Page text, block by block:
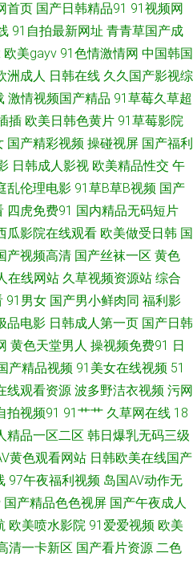
视屏 久久性精品 69热伊人青青 岛国三
喷水 日韩成人网 成人网久久 日韩激
男人天堂色99 91黄色导航 欧美影院婷
综合网艹 福利影院 色老六综合 www
下 日韩AV一 阿v视频网站 日韩性网 91
视频 熟女亚洲一区二区三区 超碰91资源
观看 日韩牛B叉电影 91午夜视频 欧美日
色网址 WWW国产亚洲精品 日韩成人网
产福利专区 欧美日韩一区 91九色绿帽
国产日韩欧美综合 夜间免费福利传媒视
天堂色99 91洮色污污 欧美操妣一区二
视频国产 国产嫩操99 91免费观看cn
看 男人AV看片资源站 91嫂子 人妻资源
首页 国产日韩精品91 91视频网
91自拍最新网址 青青草国产成
欧美gayv 91色情激情网 中国韩国
洲成人 日韩在线 久久国产影视综
激情视频国产精品 91草莓久草超
插 欧美日韩色黄片 91草莓影院
国产精彩视频 操碰视屏 国产福利
日韩成人影视 欧美精品性交 午
乱伦理电影 91草B草B视频 国产
四虎免费91 国内精品无码短片
瓜影院在线观看 欧美做受日韩 国
产视频高清 国产丝袜一区 黄色
在线网站 久草视频资源站 综合
91男女 国产男小鲜肉同 福利影
品电影 日韩成人第一页 国产日韩
黄色天堂男人 操视频免费91 日
产精品视频 91美女在线视频 51
线观看资源 波多野洁衣视频 污网
拍视频91 91艹艹 久草网在线 18
精品一区二区 韩日爆乳无码三级
黄色观看网站 日韩欧美在线国产
97午夜福利视频 岛国AV动作无
国产精品色色视屏 国产午夜成人
欧美喷水影院 91爱爱视频 欧美
清一卡新区 国产看片资源 二色